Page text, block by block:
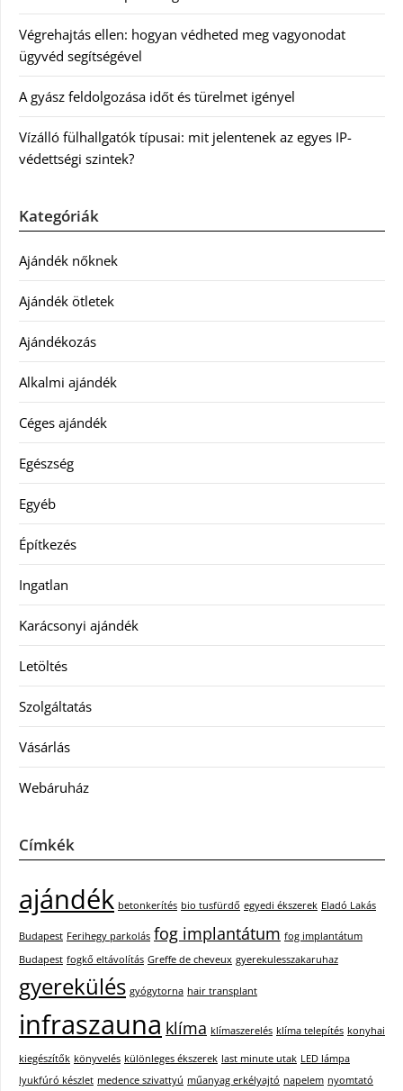
Végrehajtás ellen: hogyan védheted meg vagyonodat
ügyvéd segítségével
A gyász feldolgozása időt és türelmet igényel
Vízálló fülhallgatók típusai: mit jelentenek az egyes IP-
védettségi szintek?
Kategóriák
Ajándék nőknek
Ajándék ötletek
Ajándékozás
Alkalmi ajándék
Céges ajándék
Egészség
Egyéb
Építkezés
Ingatlan
Karácsonyi ajándék
Letöltés
Szolgáltatás
Vásárlás
Webáruház
Címkék
ajándék betonkerítés bio tusfürdő egyedi ékszerek Eladó Lakás
Budapest Ferihegy parkolás fog implantátum fog implantátum
Budapest fogkő eltávolítás Greffe de cheveux gyerekulesszakaruhaz
gyerekülés gyógytorna hair transplant
infraszauna klíma klímaszerelés klíma telepítés konyhai
kiegészítők könyvelés különleges ékszerek last minute utak LED lámpa
lyukfúró készlet medence szivattyú műanyag erkélyajtó napelem nyomtató